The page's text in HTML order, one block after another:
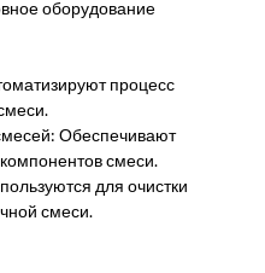
оборудование
процесс
Обеспечивают
смеси.
для очистки
смеси.